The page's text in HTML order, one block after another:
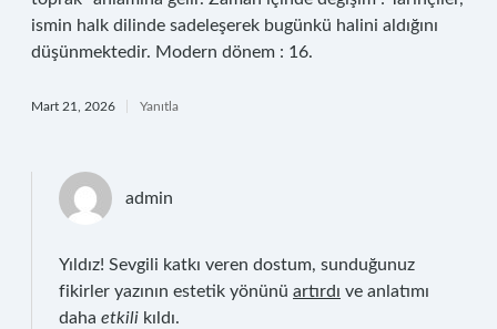
ismin halk dilinde sadeleşerek bugünkü halini aldığını
düşünmektedir. Modern dönem : 16.
Mart 21, 2026 Yanıtla
admin
Yıldız! Sevgili katkı veren dostum, sunduğunuz
fikirler yazının estetik yönünü artırdı ve anlatımı
daha etkili kıldı.